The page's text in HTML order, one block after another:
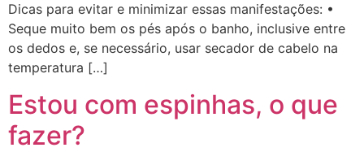
Dicas para evitar e minimizar essas manifestações: •
Seque muito bem os pés após o banho, inclusive entre
os dedos e, se necessário, usar secador de cabelo na
temperatura […]
Estou com espinhas, o que
fazer?